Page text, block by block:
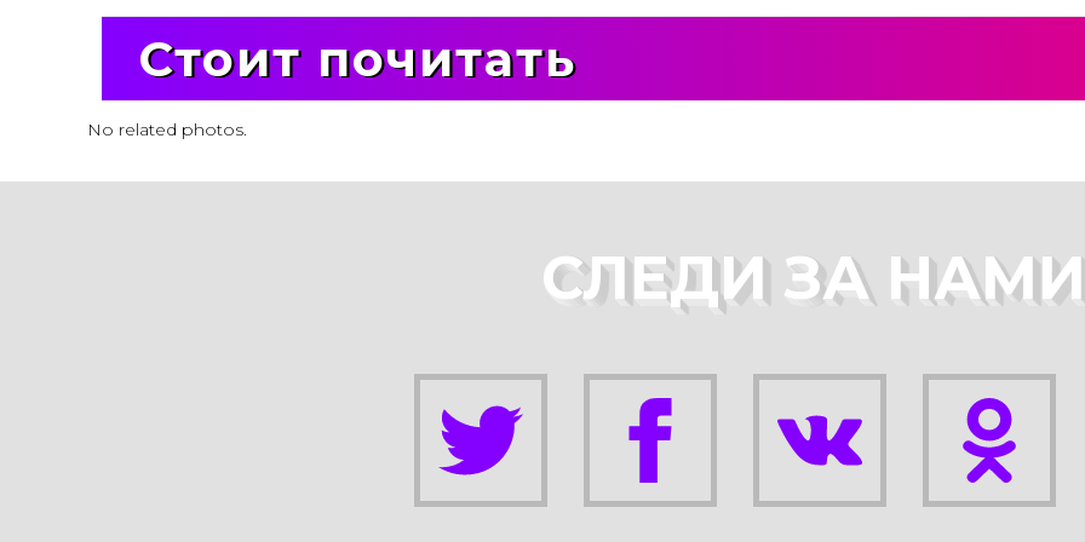
Стоит почитать
No related photos.
СЛЕДИ ЗА НАМИ